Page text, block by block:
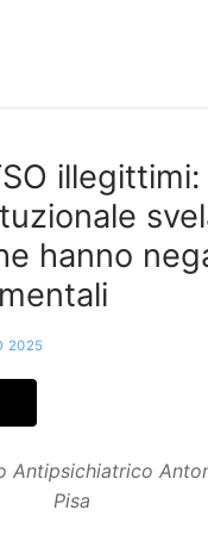
illegittimi:
hanno
2025
Antipsichiatrico
Pisa